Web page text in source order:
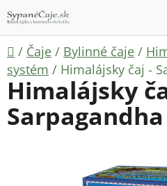
na
obsah
Domov
/ Čaje / Bylinné čaje /
systém / Himalájsky čaj -
Himalájsky
Sarpagandha